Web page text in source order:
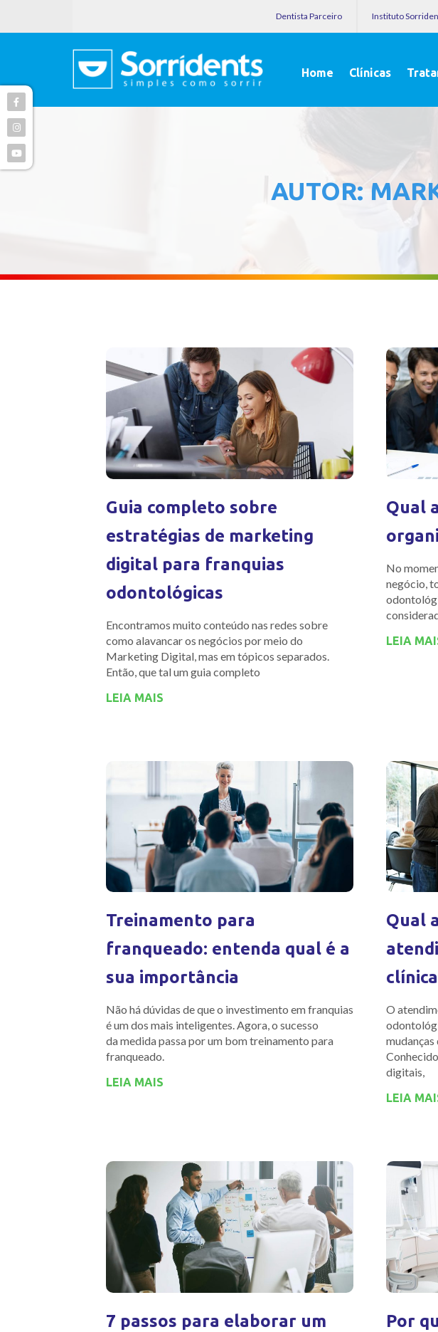
Dentista Parceiro Instituto
Home Clínicas
AUTOR:
Guia completo sobre
estratégias de marketing
digital para franquias
odontológicas
Encontramos muito conteúdo nas redes sobre
como alavancar os negócios por meio do
Marketing Digital, mas em tópicos separados.
Então, que tal um guia completo
LEIA MAIS
Qual
No
negócio,
LEIA
Treinamento para
franqueado: entenda qual é a
sua importância
Não há dúvidas de que o investimento em franquias
é um dos mais inteligentes. Agora, o sucesso
da medida passa por um bom treinamento para
franqueado.
LEIA MAIS
Qual
O
digitais,
LEIA
7 passos para elaborar um
Por